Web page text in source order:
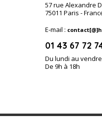
57 rue Alexandre
75011 Paris -
E-mail :
01 43 67 72
Du lundi au
De 9h à 18h